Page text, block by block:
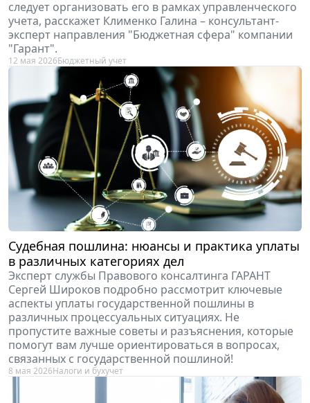
следует организовать его в рамках управленческого
учета, расскажет Клименко Галина – консультант-
эксперт направления "Бюджетная сфера" компании
"Гарант".
12 мая 2026Бюджетный учет
Судебная пошлина: нюансы и практика уплаты
в различных категориях дел
Эксперт службы Правового консалтинга ГАРАНТ
Сергей Широков подробно рассмотрит ключевые
аспекты уплаты государственной пошлины в
различных процессуальных ситуациях. Не
пропустите важные советы и разъяснения, которые
помогут вам лучше ориентироваться в вопросах,
связанных с государственной пошлиной!
8 мая 2026Налоги и бухучет